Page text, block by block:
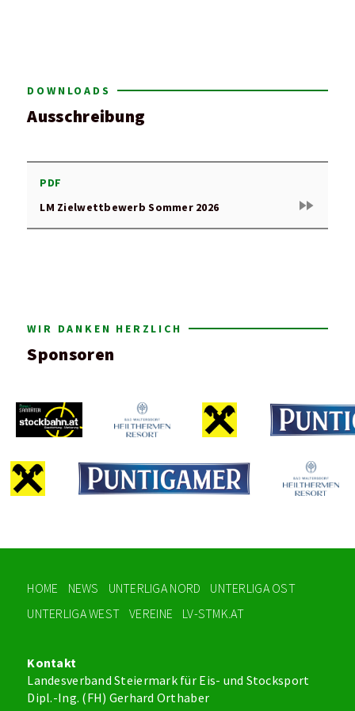
DOWNLOADS
Ausschreibung
PDF
LM Zielwettbewerb Sommer 2026
fast_forward
WIR DANKEN HERZLICH
Sponsoren
HOME NEWS UNTERLIGA NORD
UNTERLIGA OST
UNTERLIGA WEST
VEREINE LV-STMK.AT
Kontakt
Landesverband Steiermark für Eis- und Stocksport
Dipl.-Ing. (FH) Gerhard Orthaber